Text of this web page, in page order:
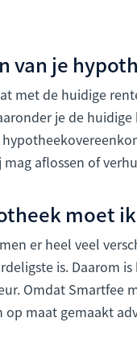
van je
met de huidige
je de
aflossen of
moet
er heel veel
is. Daarom
Omdat Smartfee
maat gemaakt